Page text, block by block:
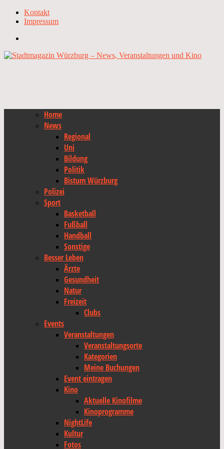
Kontakt
Impressum
Home
News
Regional
Uni
Bildung
Politik
Bistum Würzburg
Polizei
Sport
Basketball
Fußball
Handball
Sonstige
Besser Leben
Ärzte
Gesundheit
Natur
Freizeit
Clubs
Events
Veranstaltungen
Veranstaltungsorte
Kategorien
Meine Buchungen
Event eintragen
Kino
Aktuelle Kinofilme
Kinoprogramme
NightLife
Kultur
Fotos